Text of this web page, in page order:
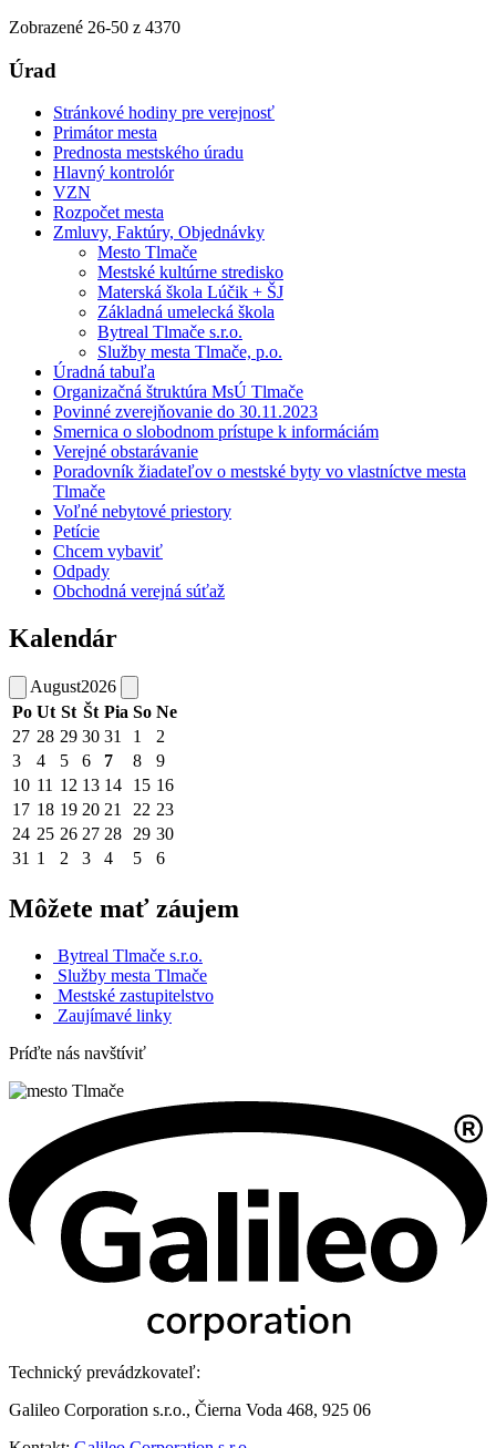
Zobrazené 26-50 z 4370
Úrad
Stránkové hodiny pre verejnosť
Primátor mesta
Prednosta mestského úradu
Hlavný kontrolór
VZN
Rozpočet mesta
Zmluvy, Faktúry, Objednávky
Mesto Tlmače
Mestské kultúrne stredisko
Materská škola Lúčik + ŠJ
Základná umelecká škola
Bytreal Tlmače s.r.o.
Služby mesta Tlmače, p.o.
Úradná tabuľa
Organizačná štruktúra MsÚ Tlmače
Povinné zverejňovanie do 30.11.2023
Smernica o slobodnom prístupe k informáciám
Verejné obstarávanie
Poradovník žiadateľov o mestské byty vo vlastníctve mesta
Tlmače
Voľné nebytové priestory
Petície
Chcem vybaviť
Odpady
Obchodná verejná súťaž
Kalendár
August2026
Po Ut St Št Pia So Ne
27 28 29 30 31 1
2
3
4 5 6 7 8
9
10 11 12 13 14 15 16
17 18 19 20 21 22 23
24 25 26 27 28 29 30
31 1 2 3 4 5 6
Môžete mať záujem
Bytreal Tlmače s.r.o.
Služby mesta Tlmače
Mestské zastupitelstvo
Zaujímavé linky
Príďte nás navštíviť
Technický prevádzkovateľ:
Galileo Corporation s.r.o., Čierna Voda 468, 925 06